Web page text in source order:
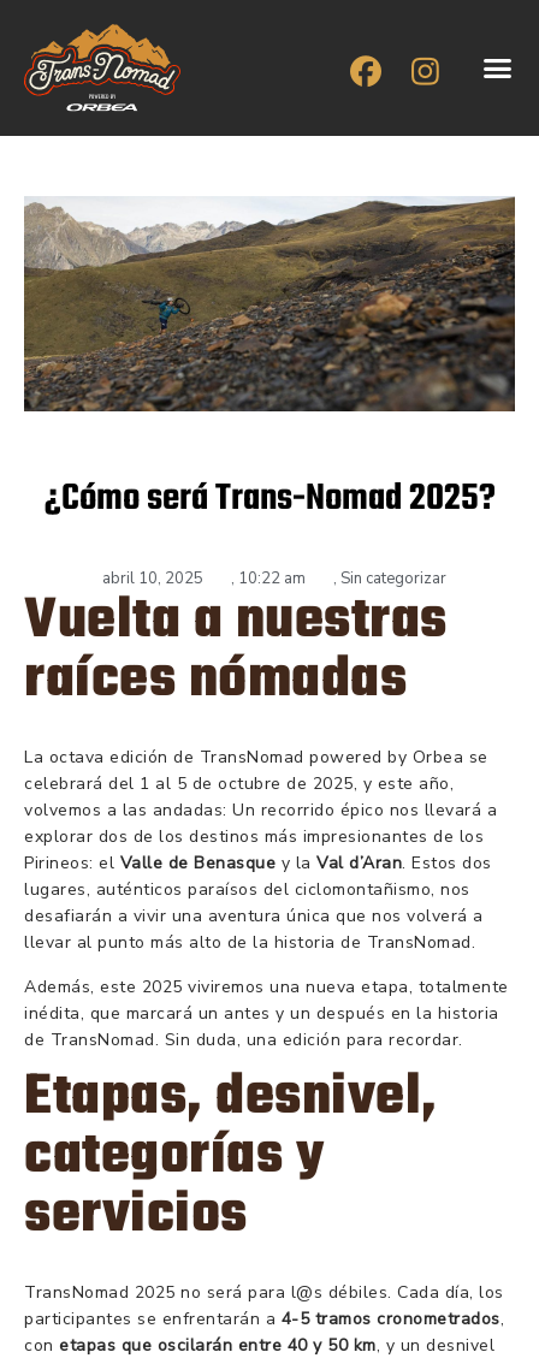
contenido
¿Cómo será Trans-Nomad 2025?
abril 10, 2025 , 10:22 am , Sin categorizar
Vuelta a nuestras
raíces nómadas
La octava edición de TransNomad powered by Orbea se
celebrará del 1 al 5 de octubre de 2025, y este año,
volvemos a las andadas: Un recorrido épico nos llevará a
explorar dos de los destinos más impresionantes de los
Pirineos: el Valle de Benasque y la Val d’Aran. Estos dos
lugares, auténticos paraísos del ciclomontañismo, nos
desafiarán a vivir una aventura única que nos volverá a
llevar al punto más alto de la historia de TransNomad.
Además, este 2025 viviremos una nueva etapa, totalmente
inédita, que marcará un antes y un después en la historia
de TransNomad. Sin duda, una edición para recordar.
Etapas, desnivel,
categorías y
servicios
TransNomad 2025 no será para l@s débiles. Cada día, los
participantes se enfrentarán a 4-5 tramos cronometrados,
con etapas que oscilarán entre 40 y 50 km, y un desnivel